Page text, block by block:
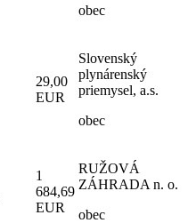
obec
29,00
EUR
Slovenský
plynárenský
priemysel, a.s.
obec
1
684,69
EUR
RUŽOVÁ
ZÁHRADA n. o.
obec